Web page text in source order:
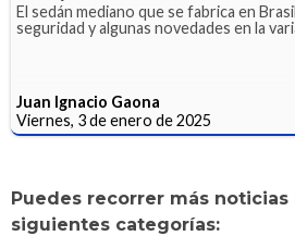
El sedán mediano que se fabrica en
seguridad y algunas novedades en la
Juan Ignacio Gaona
Viernes, 3 de enero de 2025
Puedes recorrer más
siguientes categorías: